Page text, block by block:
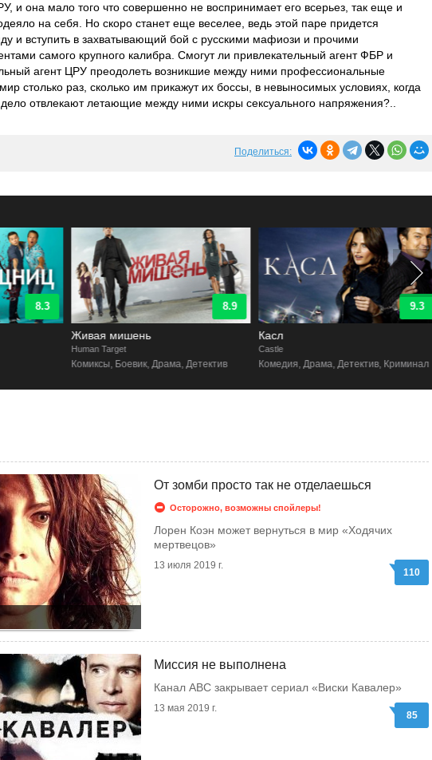
и она мало того что совершенно не воспринимает его всерьез, так еще и
на себя. Но скоро станет еще веселее, ведь этой паре придется
и вступить в захватывающий бой с русскими мафиози и прочими
самого крупного калибра. Смогут ли привлекательный агент ФБР и
агент ЦРУ преодолеть возникшие между ними профессиональные
столько раз, сколько им прикажут их боссы, в невыносимых условиях, когда
отвлекают летающие между ними искры сексуального напряжения?..
Поделиться:
8.3 8.9
Живая мишень
Human Target
Комиксы, Боевик, Драма, Детектив
9.3
Касл
Castle
Комедия, Драма, Детектив, Криминал
От зомби просто так не отделаешься
Осторожно, возможны спойлеры!
Лорен Коэн может вернуться в мир «Ходячих
мертвецов»
13 июля 2019 г.
110
Миссия не выполнена
Канал ABC закрывает сериал «Виски Кавалер»
13 мая 2019 г.
85